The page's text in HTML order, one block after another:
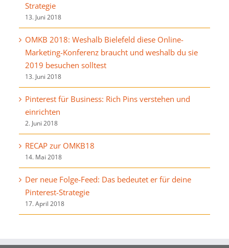
Strategie
13. Juni 2018
OMKB 2018: Weshalb Bielefeld diese Online-
Marketing-Konferenz braucht und weshalb du sie
2019 besuchen solltest
13. Juni 2018
Pinterest für Business: Rich Pins verstehen und
einrichten
2. Juni 2018
RECAP zur OMKB18
14. Mai 2018
Der neue Folge-Feed: Das bedeutet er für deine
Pinterest-Strategie
17. April 2018